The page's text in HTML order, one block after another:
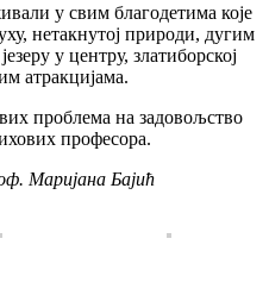
у свим благодетима које
нетакнутој природи, дугим
у центру, златиборској
атракцијама.
проблема на задовољство
професора.
Маријана Бајић